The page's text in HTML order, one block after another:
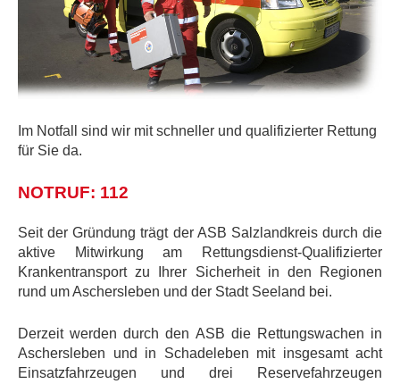
Im Notfall sind wir mit schneller und qualifizierter Rettung
für Sie da.
NOTRUF: 112
Seit der Gründung trägt der ASB Salzlandkreis durch die
aktive Mitwirkung am Rettungsdienst-Qualifizierter
Krankentransport zu Ihrer Sicherheit in den Regionen
rund um Aschersleben und der Stadt Seeland bei.
Derzeit werden durch den ASB die Rettungswachen in
Aschersleben und in Schadeleben mit insgesamt acht
Einsatzfahrzeugen und drei Reservefahrzeugen